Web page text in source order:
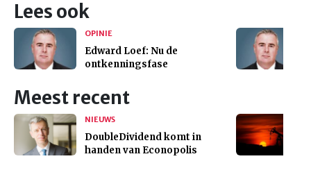
Lees ook
OPINIE
Edward Loef: Nu de
ontkenningsfase
Meest recent
NIEUWS
DoubleDividend komt in
handen van Econopolis